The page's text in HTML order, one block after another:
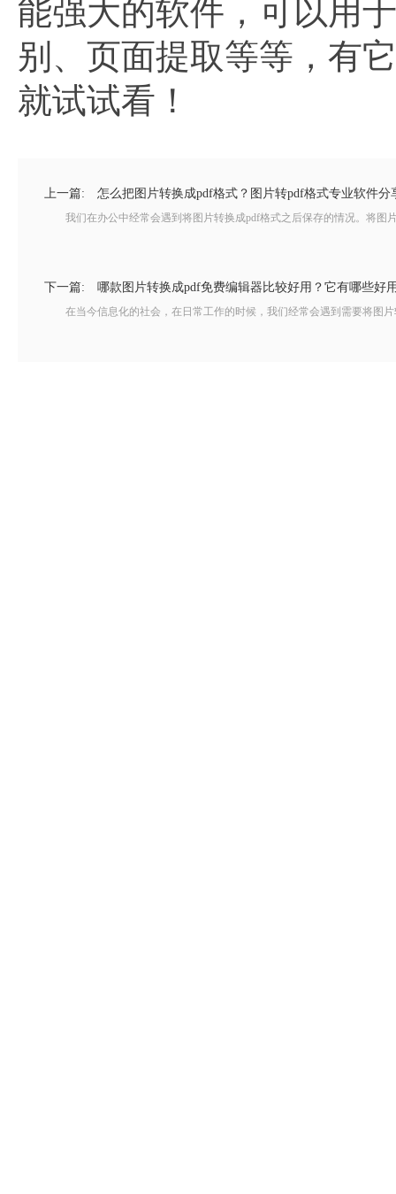
能强大的软件，可以用
别、页面提取等等，有
就试试看！
上一篇: 怎么把图片转换成pdf格式？图片转pdf格式专业软件分
我们在办公中经常会遇到将图片转换成pdf格式之后保存的情况。将图
下一篇: 哪款图片转换成pdf免费编辑器比较好用？它有哪些好
在当今信息化的社会，在日常工作的时候，我们经常会遇到需要将图片